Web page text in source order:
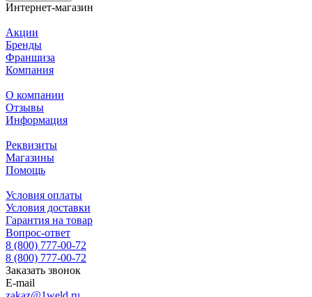
Интернет-магазин
Акции
Бренды
Франшиза
Компания
О компании
Отзывы
Информация
Реквизиты
Магазины
Помощь
Условия оплаты
Условия доставки
Гарантия на товар
Вопрос-ответ
8 (800) 777-00-72
8 (800) 777-00-72
Заказать звонок
E-mail